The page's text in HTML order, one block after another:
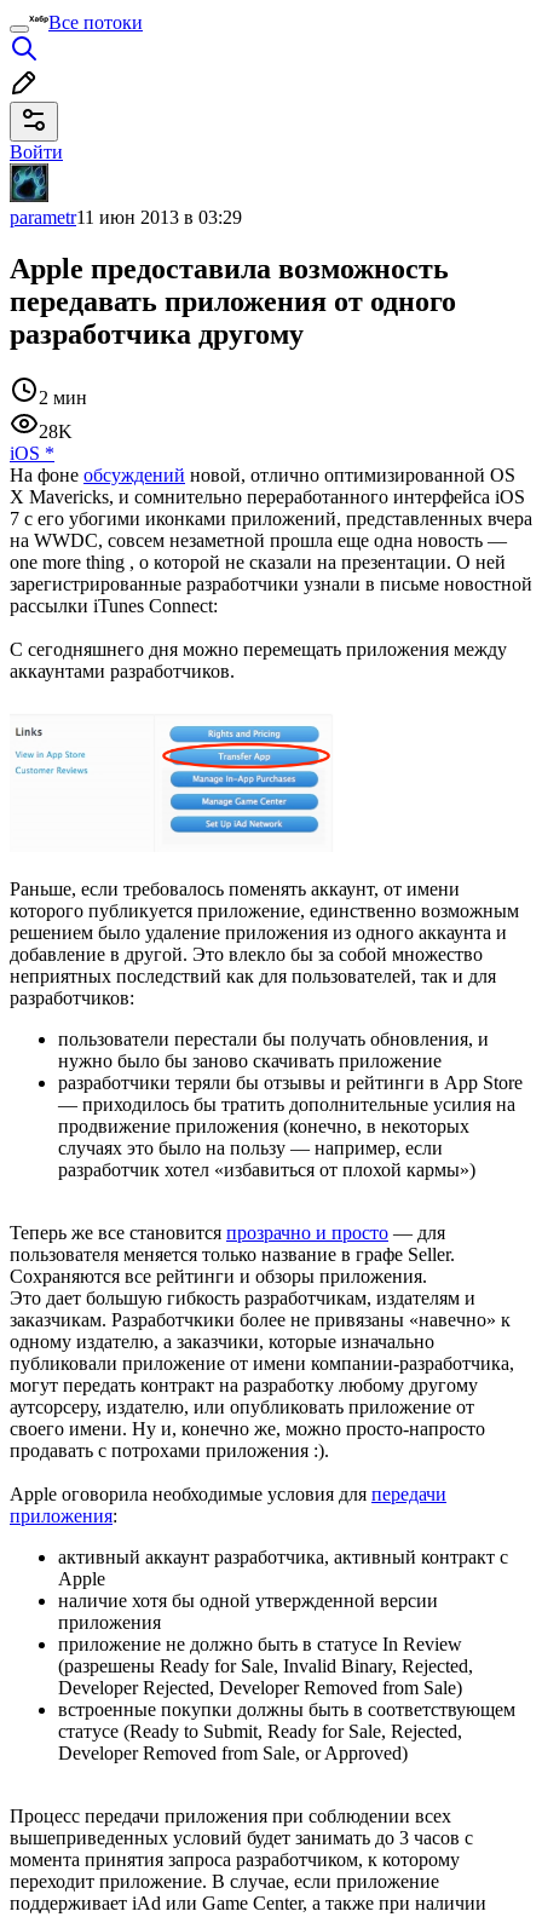
Все потоки
Войти
parametr11 июн 2013 в 03:29
Apple предоставила возможность
передавать приложения от одного
разработчика другому
2 мин
28K
iOS *
На фоне обсуждений новой, отлично оптимизированной OS
X Mavericks, и сомнительно переработанного интерфейса iOS
7 с его убогими иконками приложений, представленных вчера
на WWDC, совсем незаметной прошла еще одна новость —
one more thing , о которой не сказали на презентации. О ней
зарегистрированные разработчики узнали в письме новостной
рассылки iTunes Connect:
С сегодняшнего дня можно перемещать приложения между
аккаунтами разработчиков.
Раньше, если требовалось поменять аккаунт, от имени
которого публикуется приложение, единственно возможным
решением было удаление приложения из одного аккаунта и
добавление в другой. Это влекло бы за собой множество
неприятных последствий как для пользователей, так и для
разработчиков:
пользователи перестали бы получать обновления, и
нужно было бы заново скачивать приложение
разработчики теряли бы отзывы и рейтинги в App Store
— приходилось бы тратить дополнительные усилия на
продвижение приложения (конечно, в некоторых
случаях это было на пользу — например, если
разработчик хотел «избавиться от плохой кармы»)
Теперь же все становится прозрачно и просто — для
пользователя меняется только название в графе Seller.
Cохраняются все рейтинги и обзоры приложения.
Это дает большую гибкость разработчикам, издателям и
заказчикам. Разработчкики более не привязаны «навечно» к
одному издателю, а заказчики, которые изначально
публиковали приложение от имени компании-разработчика,
могут передать контракт на разработку любому другому
аутсорсеру, издателю, или опубликовать приложение от
своего имени. Ну и, конечно же, можно просто-напросто
продавать с потрохами приложения :).
Apple оговорила необходимые условия для передачи
приложения:
активный аккаунт разработчика, активный контракт с
Apple
наличие хотя бы одной утвержденной версии
приложения
приложение не должно быть в статусе In Review
(разрешены Ready for Sale, Invalid Binary, Rejected,
Developer Rejected, Developer Removed from Sale)
встроенные покупки должны быть в соответствующем
статусе (Ready to Submit, Ready for Sale, Rejected,
Developer Removed from Sale, or Approved)
Процесс передачи приложения при соблюдении всех
вышеприведенных условий будет занимать до 3 часов с
момента принятия запроса разработчиком, к которому
переходит приложение. В случае, если приложение
поддерживает iAd или Game Center, а также при наличии